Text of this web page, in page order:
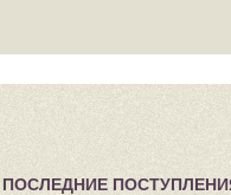
ПОСЛЕДНИЕ